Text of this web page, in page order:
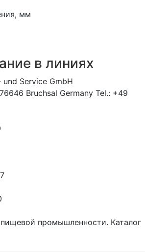
мм
в линиях
und Service GmbH
Bruchsal Germany Tel.: +49
промышленности. Каталог